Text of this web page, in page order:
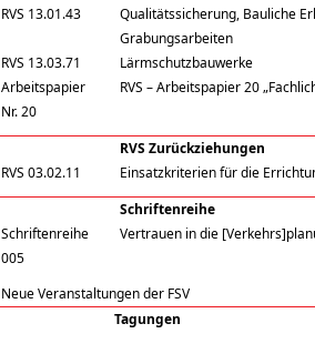
RVS 13.01.43
Qualitätssicherung, Bauliche
Grabungsarbeiten
RVS 13.03.71 Lärmschutzbauwerke
Arbeitspapier
Nr. 20
RVS – Arbeitspapier 20
RVS Zurückziehungen
RVS 03.02.11
Einsatzkriterien für die
Schriftenreihe
Schriftenreihe
005
Vertrauen in die
Neue Veranstaltungen der FSV
Tagungen